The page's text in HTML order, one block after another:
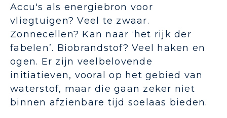
Accu's als energiebron voor
vliegtuigen? Veel te zwaar.
Zonnecellen? Kan naar ‘het rijk der
fabelen’. Biobrandstof? Veel haken en
ogen. Er zijn veelbelovende
initiatieven, vooral op het gebied van
waterstof, maar die gaan zeker niet
binnen afzienbare tijd soelaas bieden.